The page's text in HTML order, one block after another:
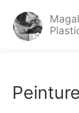
Peinture